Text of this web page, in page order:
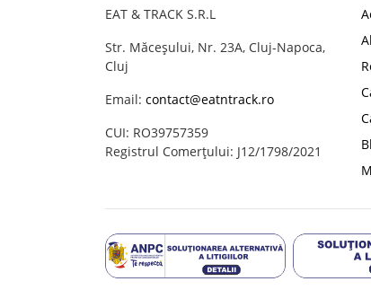
EAT & TRACK S.R.L
Str. Măceșului, Nr. 23A, Cluj-Napoca,
Cluj
Email: contact@eatntrack.ro
CUI: RO39757359
Registrul Comerțului: J12/1798/2021